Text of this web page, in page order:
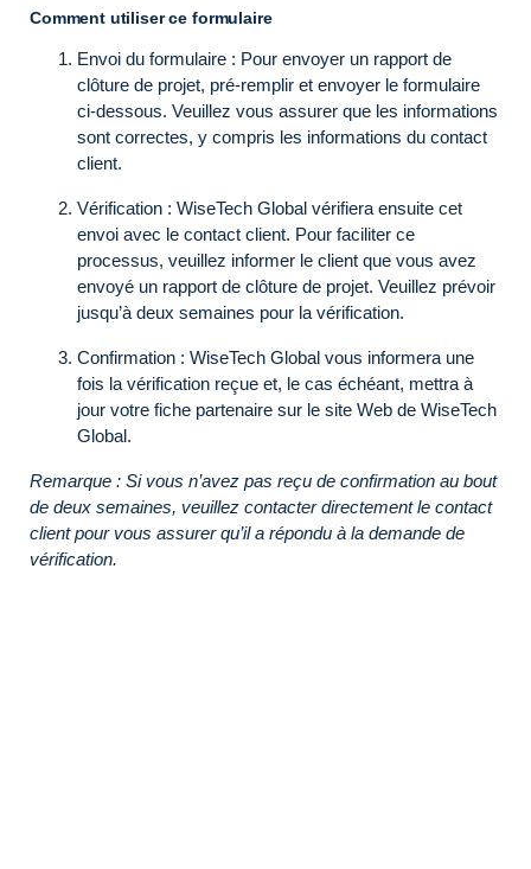
Comment utiliser ce formulaire
Envoi du formulaire : Pour envoyer un rapport de
clôture de projet, pré-remplir et envoyer le formulaire
ci-dessous. Veuillez vous assurer que les informations
sont correctes, y compris les informations du contact
client.
Vérification : WiseTech Global vérifiera ensuite cet
envoi avec le contact client. Pour faciliter ce
processus, veuillez informer le client que vous avez
envoyé un rapport de clôture de projet. Veuillez prévoir
jusqu’à deux semaines pour la vérification.
Confirmation : WiseTech Global vous informera une
fois la vérification reçue et, le cas échéant, mettra à
jour votre fiche partenaire sur le site Web de WiseTech
Global.
Remarque : Si vous n’avez pas reçu de confirmation au bout
de deux semaines, veuillez contacter directement le contact
client pour vous assurer qu’il a répondu à la demande de
vérification.